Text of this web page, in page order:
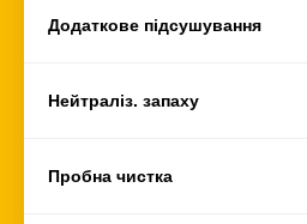
Додаткове підсушування
Нейтраліз. запаху
Пробна чистка